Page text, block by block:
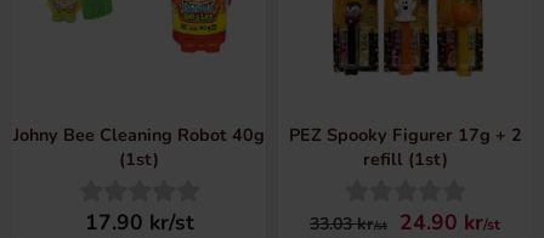
Johny Bee Cleaning Robot 40g
(1st)
17.90 kr/st
PEZ Spooky Figurer 17g + 2
refill (1st)
33.03 kr/st 24.90 kr/st